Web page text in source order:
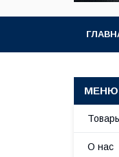
О нас